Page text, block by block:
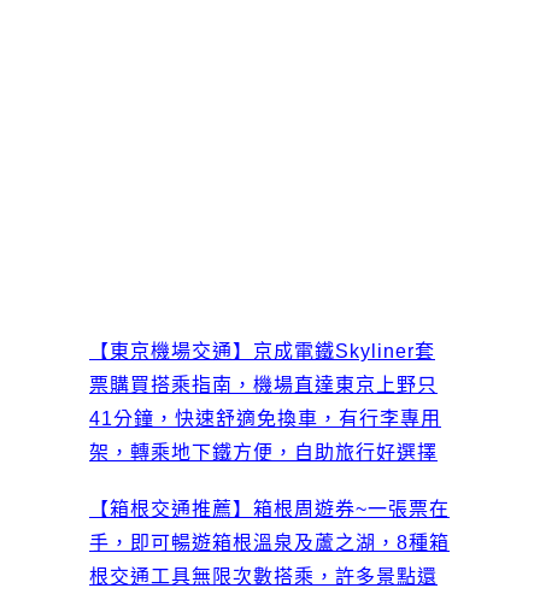
【東京機場交通】京成電鐵Skyliner套
票購買搭乘指南，機場直達東京上野只
41分鐘，快速舒適免換車，有行李專用
架，轉乘地下鐵方便，自助旅行好選擇
【箱根交通推薦】箱根周遊券~一張票在
手，即可暢遊箱根溫泉及蘆之湖，8種箱
根交通工具無限次數搭乘，許多景點還